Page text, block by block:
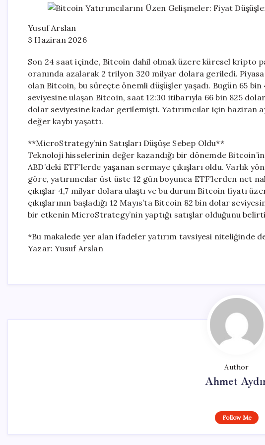
Yusuf Arslan
3 Haziran 2026
Son 24 saat içinde, Bitcoin dahil olmak üzere küresel kripto
oranında azalarak 2 trilyon 320 milyar dolara geriledi.
olan Bitcoin, bu süreçte önemli düşüşler yaşadı. Bugün 65
seviyesine ulaşan Bitcoin, saat 12:30 itibarıyla 66 bin 825
dolar seviyesine kadar gerilemişti. Yatırımcılar için haziran
değer kaybı yaşattı.
**MicroStrategy’nin Satışları Düşüşe Sebep Oldu**
Teknoloji hisselerinin değer kazandığı bir dönemde
ABD’deki ETF’lerde yaşanan sermaye çıkışları oldu. Varlık
göre, yatırımcılar üst üste 12 gün boyunca ETF’lerden net
çıkışlar 4,7 milyar dolara ulaştı ve bu durum Bitcoin fiyatı
çıkışlarının başladığı 12 Mayıs’ta Bitcoin 82 bin dolar
bir etkenin MicroStrategy’nin yaptığı satışlar olduğunu
*Bu makalede yer alan ifadeler yatırım tavsiyesi niteliğinde
Yazar: Yusuf Arslan
Author
Ahmet
Follow Me